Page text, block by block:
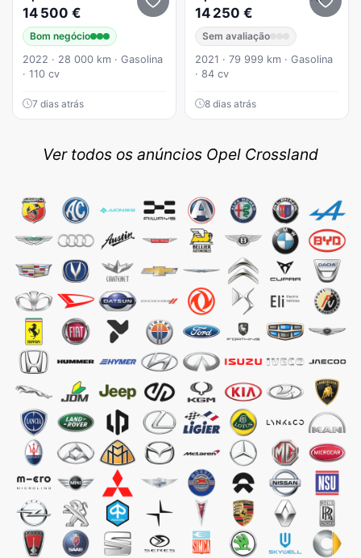
14 500 €
Bom negócio
2022 · 28 000 km · Gasolina
· 110 cv
7 dias atrás
14 250 €
Sem avaliação
2021 · 79 999 km · Gasolina
· 84 cv
8 dias atrás
Ver todos os anúncios Opel Crossland